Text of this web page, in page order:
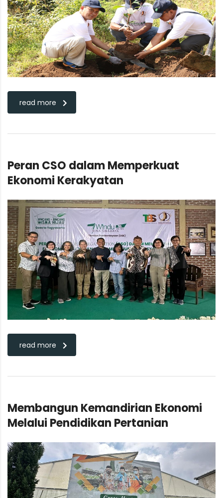
read more
Peran CSO dalam Memperkuat
Ekonomi Kerakyatan
read more
Membangun Kemandirian Ekonomi
Melalui Pendidikan Pertanian